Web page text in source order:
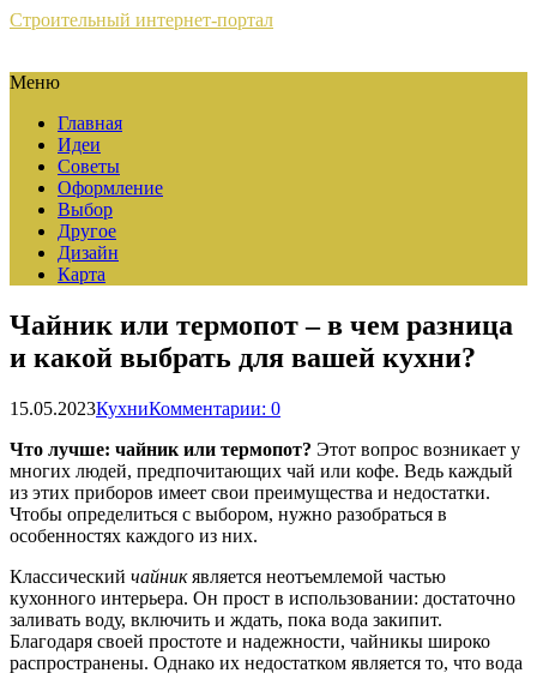
Строительный интернет-портал
Меню
Главная
Идеи
Советы
Оформление
Выбор
Другое
Дизайн
Карта
Чайник или термопот – в чем разница
и какой выбрать для вашей кухни?
15.05.2023КухниКомментарии: 0
Что лучше: чайник или термопот? Этот вопрос возникает у
многих людей, предпочитающих чай или кофе. Ведь каждый
из этих приборов имеет свои преимущества и недостатки.
Чтобы определиться с выбором, нужно разобраться в
особенностях каждого из них.
Классический чайникявляется неотъемлемой частью
кухонного интерьера. Он прост в использовании: достаточно
заливать воду, включить и ждать, пока вода закипит.
Благодаря своей простоте и надежности, чайникы широко
распространены. Однако их недостатком является то, что вода